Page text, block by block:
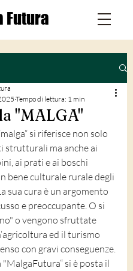
Futura
"MALGA"
Tempo di lettura: 1 min
si riferisce non solo
strutturali ma anche ai
ai prati e ai boschi
bene culturale rurale degli
sua cura è un argomento
e preoccupante. O si
o vengono sfruttate
ed il turismo
con gravi conseguenze.
si è posta il